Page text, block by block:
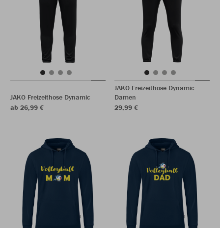
JAKO Freizeithose Dynamic
ab 26,99 €
JAKO Freizeithose Dynamic
Damen
29,99 €